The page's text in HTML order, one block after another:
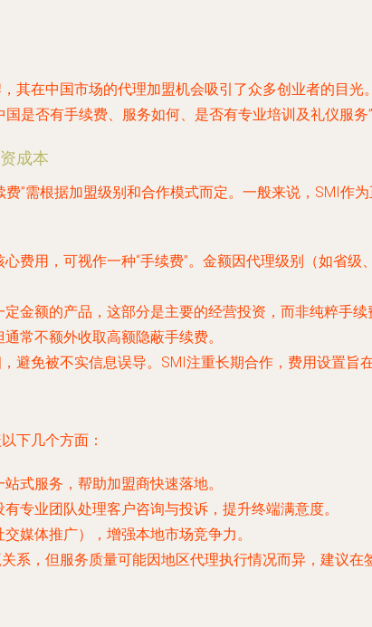
其在中国市场的代理加盟机会吸引了众多创业者的目
是否有手续费、服务如何、是否有专业培训及礼仪服务
成本
”需根据加盟级别和合作模式而定。一般来说，SMI作
心费用，可视作一种“手续费”。金额因代理级别（如省
金额的产品，这部分是主要的经营投资，而非纯粹手续
常不额外收取高额隐蔽手续费。
避免被不实信息误导。SMI注重长期合作，费用设置旨
下几个方面：
式服务，帮助加盟商快速落地。
专业团队处理客户咨询与投诉，提升终端满意度。
媒体推广），增强本地市场竞争力。
系，但服务质量可能因地区代理执行情况而异，建议在